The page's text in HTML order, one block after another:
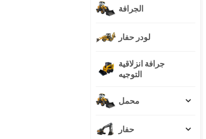
الجرافة
لودر حفار
جرافة انزلاقية
التوجيه
محمل
حفار